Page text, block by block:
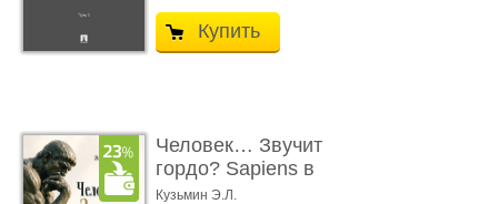
Купить
Человек… Звучит
гордо? Sapiens в
тенётах социума � ...
Кузьмин Э.Л.